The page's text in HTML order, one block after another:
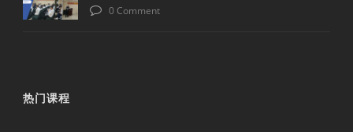
0 Comment
热门课程